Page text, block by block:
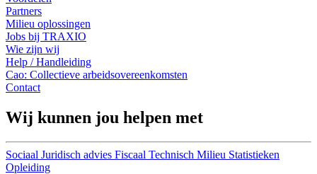
Partners
Milieu oplossingen
Jobs bij TRAXIO
Wie zijn wij
Help / Handleiding
Cao: Collectieve arbeidsovereenkomsten
Contact
Wij kunnen jou helpen met
Sociaal Juridisch advies Fiscaal Technisch Milieu Statistieken
Opleiding